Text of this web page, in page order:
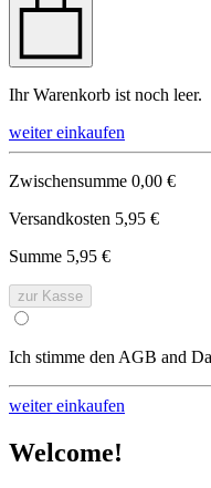
Ihr Warenkorb ist noch leer.
weiter einkaufen
Zwischensumme 0,00 €
Versandkosten 5,95 €
Summe 5,95 €
zur Kasse
Ich stimme den AGB and
weiter einkaufen
Welcome!